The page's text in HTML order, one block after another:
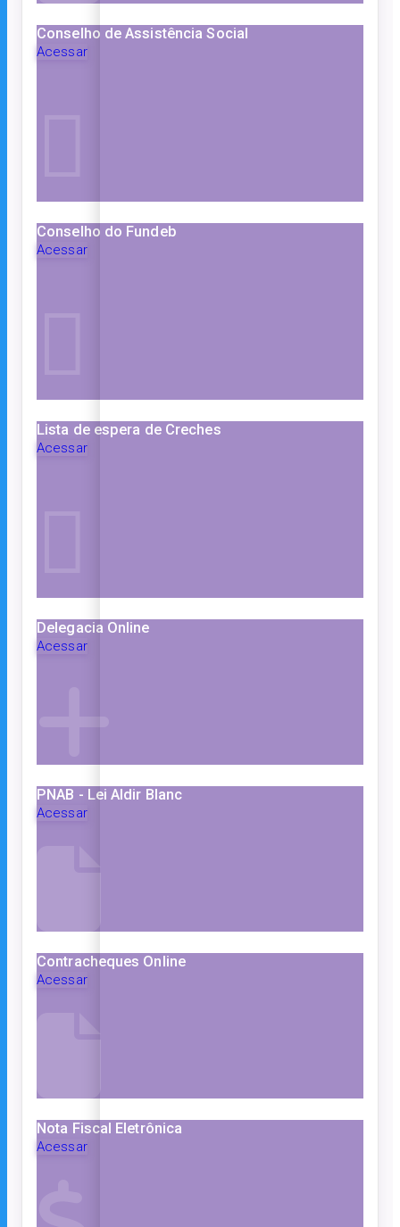
Conselho de Assistência Social
Acessar
Conselho do Fundeb
Acessar
Lista de espera de Creches
Acessar
Delegacia Online
Acessar
PNAB - Lei Aldir Blanc
Acessar
Contracheques Online
Acessar
Nota Fiscal Eletrônica
Acessar